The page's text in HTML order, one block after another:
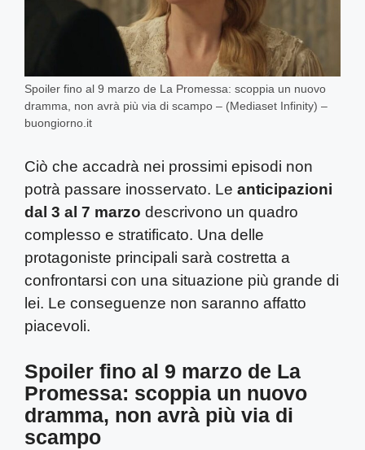
Spoiler fino al 9 marzo de La Promessa: scoppia un nuovo
dramma, non avrà più via di scampo – (Mediaset Infinity) –
buongiorno.it
Ciò che accadrà nei prossimi episodi non
potrà passare inosservato. Le anticipazioni
dal 3 al 7 marzo descrivono un quadro
complesso e stratificato. Una delle
protagoniste principali sarà costretta a
confrontarsi con una situazione più grande di
lei. Le conseguenze non saranno affatto
piacevoli.
Spoiler fino al 9 marzo de La
Promessa: scoppia un nuovo
dramma, non avrà più via di
scampo